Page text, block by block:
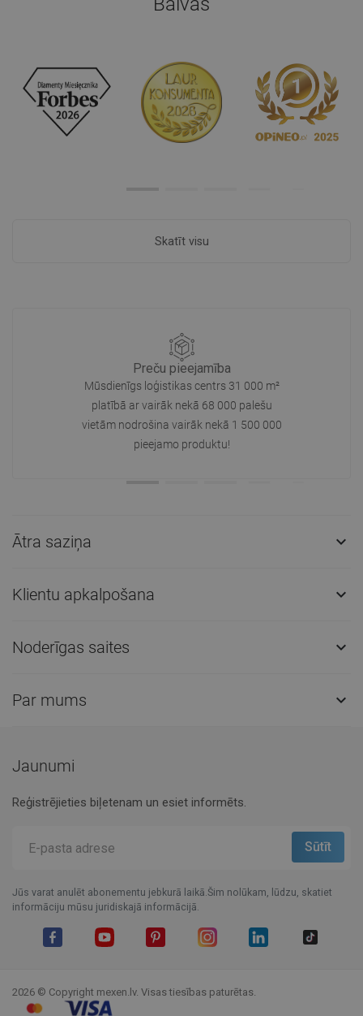
Skatīt visu
Preču pieejamība
Mūsdienīgs loģistikas centrs 31 000 m²
platībā ar vairāk nekā 68 000 palešu
vietām nodrošina vairāk nekā 1 500 000
pieejamo produktu!
Ātra saziņa 
Klientu apkalpošana 
Noderīgas saites 
Par mums 
Jaunumi
Reģistrējieties biļetenam un esiet informēts.
Jūs varat anulēt abonementu jebkurā laikā.Šim nolūkam, lūdzu, skatiet
informāciju mūsu juridiskajā informācijā.
2026 © Copyright mexen.lv. Visas tiesības paturētas.